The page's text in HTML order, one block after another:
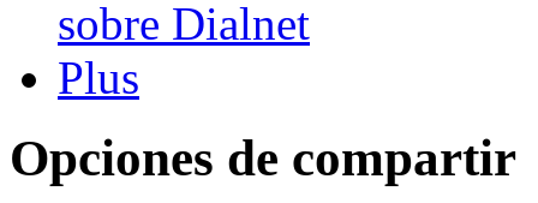
Opciones de compartir